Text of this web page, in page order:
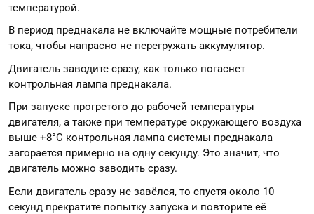
температурой.
В период преднакала не включайте мощные потребители
тока, чтобы напрасно не перегружать аккумулятор.
Двигатель заводите сразу, как только погаснет
контрольная лампа преднакала.
При запуске прогретого до рабочей температуры
двигателя, а также при температуре окружающего воздуха
выше +8°С контрольная лампа системы преднакала
загорается примерно на одну секунду. Это значит, что
двигатель можно заводить сразу.
Если двигатель сразу не завёлся, то спустя около 10
секунд прекратите попытку запуска и повторите её